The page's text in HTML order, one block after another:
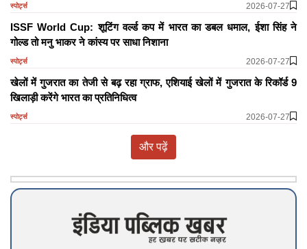
स्पोर्ट्स 2026-07-27
ISSF World Cup: शूटिंग वर्ल्ड कप में भारत का डबल धमाल, ईशा सिंह ने
गोल्ड तो मनु भाकर ने कांस्य पर साधा निशाना
स्पोर्ट्स 2026-07-27
खेलों में गुजरात का तेजी से बढ़ रहा ग्राफ, एशियाई खेलों में गुजरात के रिकॉर्ड 9
खिलाड़ी करेंगे भारत का प्रतिनिधित्व
स्पोर्ट्स 2026-07-27
और पढ़ें